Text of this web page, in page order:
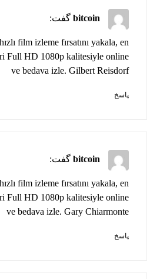
bitcoin گفت:
film izleme fırsatını yakala, en
Full HD 1080p kalitesiyle online
ve bedava izle. Gilbert Reisdorf
پاسخ
bitcoin گفت:
film izleme fırsatını yakala, en
Full HD 1080p kalitesiyle online
ve bedava izle. Gary Chiarmonte
پاسخ